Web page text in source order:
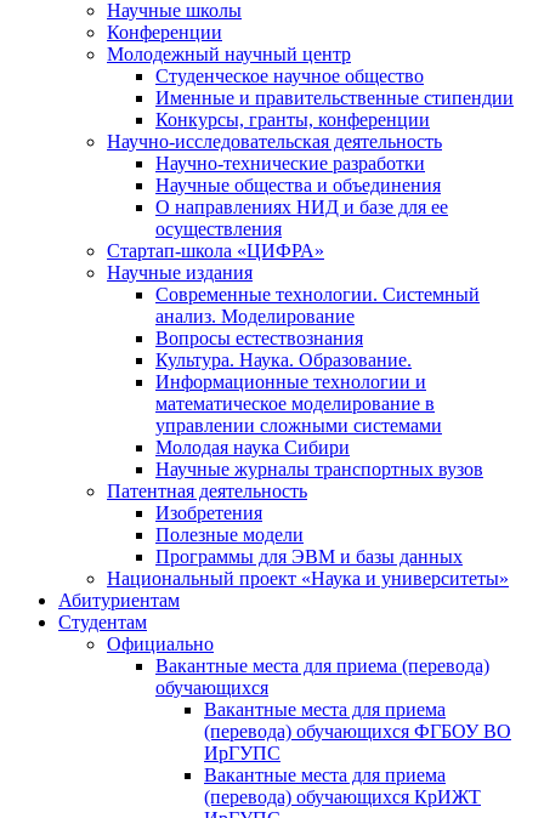
Научные школы
Конференции
Молодежный научный центр
Студенческое научное общество
Именные и правительственные стипендии
Конкурсы, гранты, конференции
Научно-исследовательская деятельность
Научно-технические разработки
Научные общества и объединения
О направлениях НИД и базе для ее
осуществления
Стартап-школа «ЦИФРА»
Научные издания
Современные технологии. Системный
анализ. Моделирование
Вопросы естествознания
Культура. Наука. Образование.
Информационные технологии и
математическое моделирование в
управлении сложными системами
Молодая наука Сибири
Научные журналы транспортных вузов
Патентная деятельность
Изобретения
Полезные модели
Программы для ЭВМ и базы данных
Национальный проект «Наука и университеты»
Абитуриентам
Студентам
Официально
Вакантные места для приема (перевода)
обучающихся
Вакантные места для приема
(перевода) обучающихся ФГБОУ ВО
ИрГУПС
Вакантные места для приема
(перевода) обучающихся КрИЖТ